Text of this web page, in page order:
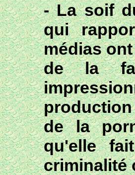
- La soif
qui
médias
de la
de la
qu'elle
criminalité